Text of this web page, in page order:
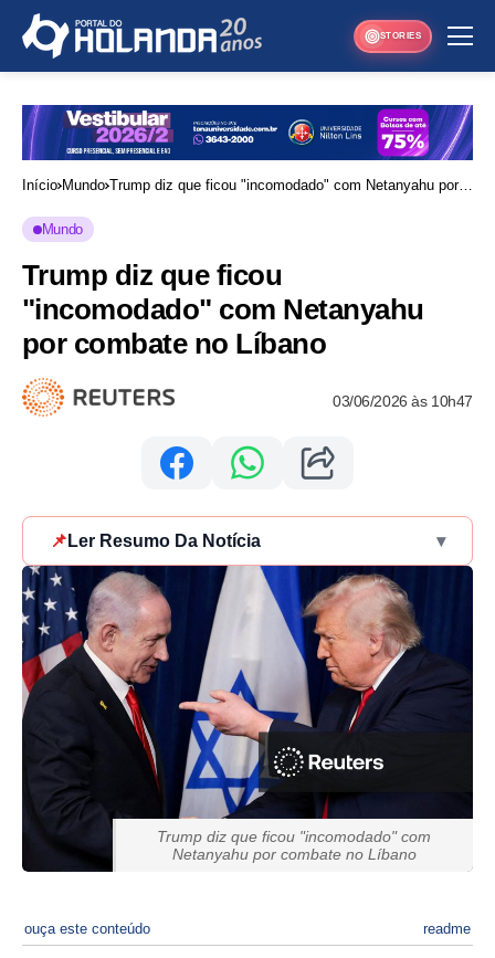
STORIES
Início Mundo Trump diz que ficou "incomodado" com Netanyahu por
Mundo
Trump diz que ficou
"incomodado" com Netanyahu
por combate no Líbano
03/06/2026 às 10h47
📌 Ler Resumo Da Notícia ▾
Trump diz que ficou "incomodado" com
Netanyahu por combate no Líbano
ouça este conteúdo readme